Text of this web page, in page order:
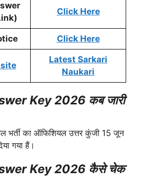
Click Here
Click Here
Latest Sarkari
Naukari
Key 2026 कब जारी
भर्ती का ऑफिशियल उत्तर कुंजी 15 जून
गया हैं।
Key 2026 कैसे चेक